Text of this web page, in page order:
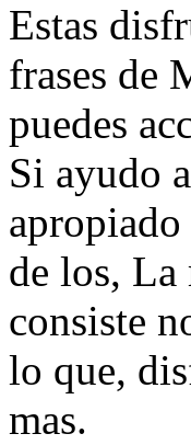
Estas
frases de
puedes
Si ayudo
de los, La
consiste
lo que,
mas.